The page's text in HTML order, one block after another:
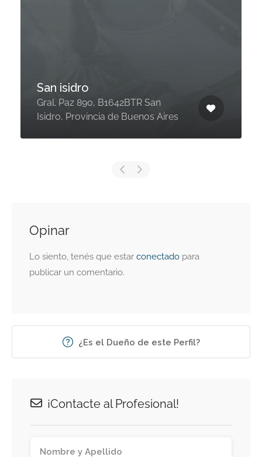
San isidro
Gral. Paz 890, B1642BTR San
Isidro, Provincia de Buenos Aires
Opinar
Lo siento, tenés que estar conectado para
publicar un comentario.
¿Es el Dueño de este Perfil?
¡Contacte al Profesional!